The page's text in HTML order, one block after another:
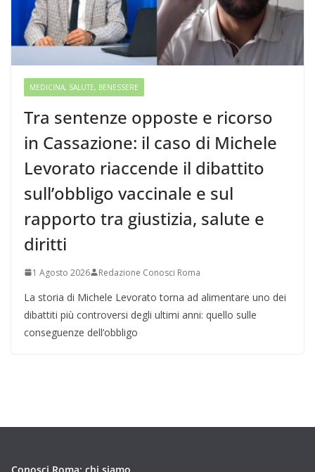
MEDICINA, SALUTE, BENESSERE
Tra sentenze opposte e ricorso
in Cassazione: il caso di Michele
Levorato riaccende il dibattito
sull’obbligo vaccinale e sul
rapporto tra giustizia, salute e
diritti
1 Agosto 2026 Redazione Conosci Roma
La storia di Michele Levorato torna ad alimentare uno dei
dibattiti più controversi degli ultimi anni: quello sulle
conseguenze dell’obbligo